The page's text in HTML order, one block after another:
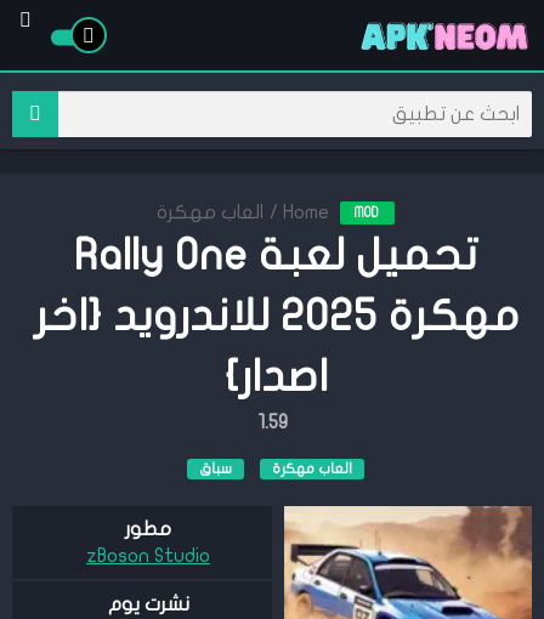
MOD
Home
/ العاب مهكرة
تحميل لعبة Rally One
مهكرة 2025 للاندرويد {اخر
اصدار}
1.59
العاب مهكرة سباق
مطور
zBoson Studio
نشرت يوم